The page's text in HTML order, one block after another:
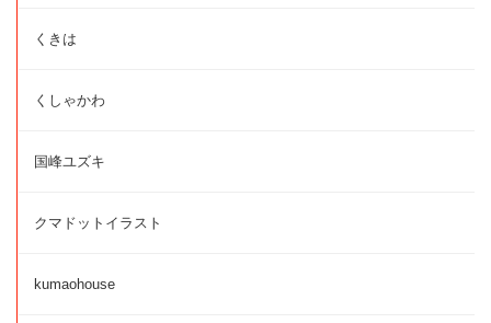
くきは
くしゃかわ
国峰ユズキ
クマドットイラスト
kumaohouse